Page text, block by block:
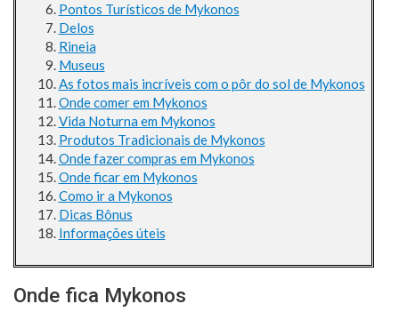
Pontos Turísticos de Mykonos
Delos
Rineia
Museus
As fotos mais incríveis com o pôr do sol de Mykonos
Onde comer em Mykonos
Vida Noturna em Mykonos
Produtos Tradicionais de Mykonos
Onde fazer compras em Mykonos
Onde ficar em Mykonos
Como ir a Mykonos
Dicas Bônus
Informações úteis
Onde fica Mykonos